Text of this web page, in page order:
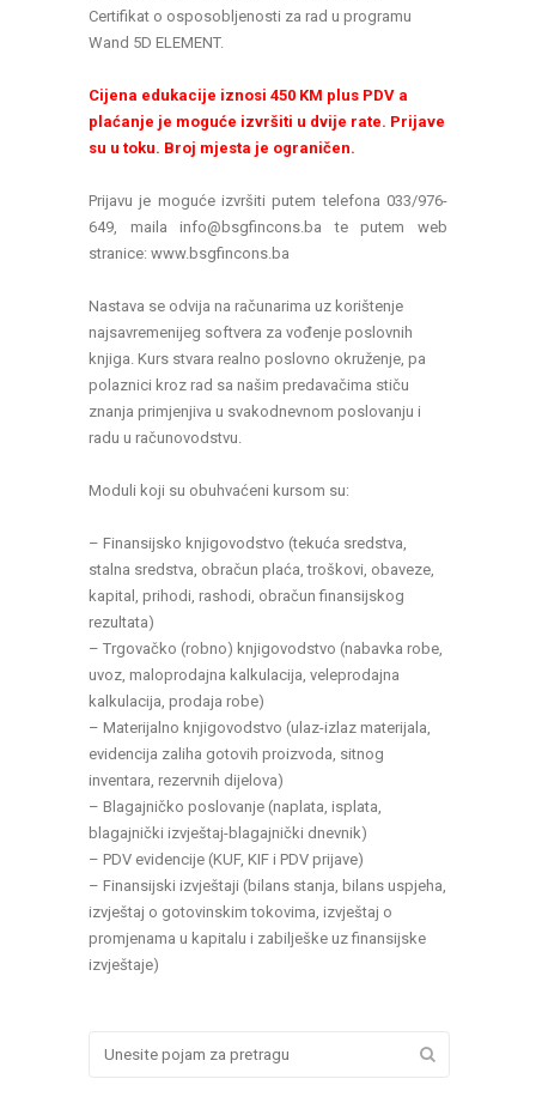
Certifikat o osposobljenosti za rad u programu
Wand 5D ELEMENT.
Cijena edukacije iznosi 450 KM plus PDV a
plaćanje je moguće izvršiti u dvije rate. Prijave
su u toku. Broj mjesta je ograničen.
Prijavu je moguće izvršiti putem telefona 033/976-
649, maila info@bsgfincons.ba te putem web
stranice: www.bsgfincons.ba
Nastava se odvija na računarima uz korištenje
najsavremenijeg softvera za vođenje poslovnih
knjiga. Kurs stvara realno poslovno okruženje, pa
polaznici kroz rad sa našim predavačima stiču
znanja primjenjiva u svakodnevnom poslovanju i
radu u računovodstvu.
Moduli koji su obuhvaćeni kursom su:
– Finansijsko knjigovodstvo (tekuća sredstva,
stalna sredstva, obračun plaća, troškovi, obaveze,
kapital, prihodi, rashodi, obračun finansijskog
rezultata)
– Trgovačko (robno) knjigovodstvo (nabavka robe,
uvoz, maloprodajna kalkulacija, veleprodajna
kalkulacija, prodaja robe)
– Materijalno knjigovodstvo (ulaz-izlaz materijala,
evidencija zaliha gotovih proizvoda, sitnog
inventara, rezervnih dijelova)
– Blagajničko poslovanje (naplata, isplata,
blagajnički izvještaj-blagajnički dnevnik)
– PDV evidencije (KUF, KIF i PDV prijave)
– Finansijski izvještaji (bilans stanja, bilans uspjeha,
izvještaj o gotovinskim tokovima, izvještaj o
promjenama u kapitalu i zabilješke uz finansijske
izvještaje)